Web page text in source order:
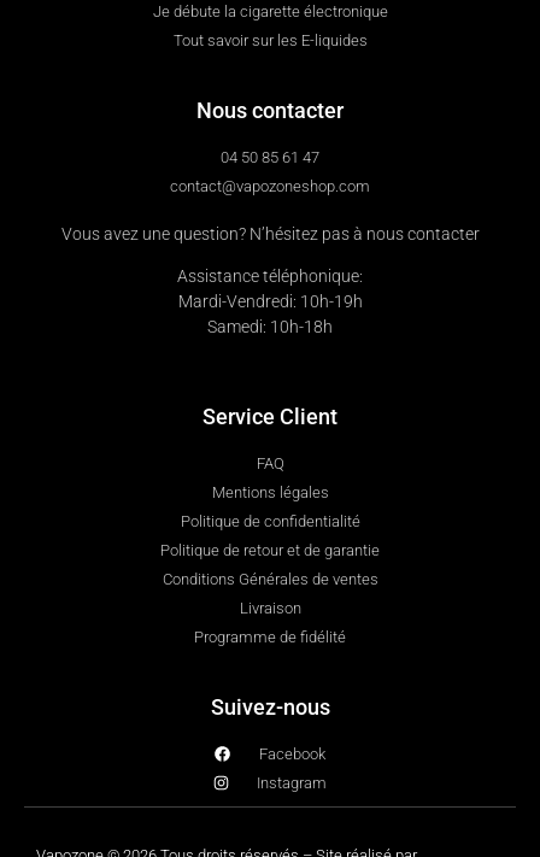
Je débute la cigarette électronique
Tout savoir sur les E-liquides
Nous contacter
04 50 85 61 47
contact@vapozoneshop.com
Vous avez une question? N’hésitez pas à nous contacter
Assistance téléphonique:
Mardi-Vendredi: 10h-19h
Samedi: 10h-18h
Service Client
FAQ
Mentions légales
Politique de confidentialité
Politique de retour et de garantie
Conditions Générales de ventes
Livraison
Programme de fidélité
Suivez-nous
Facebook
Instagram